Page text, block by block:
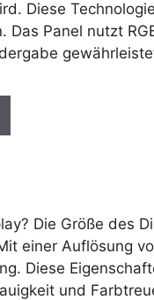
Diese
Das Panel nutzt
Die Größe des
einer Auflösung
Diese
und